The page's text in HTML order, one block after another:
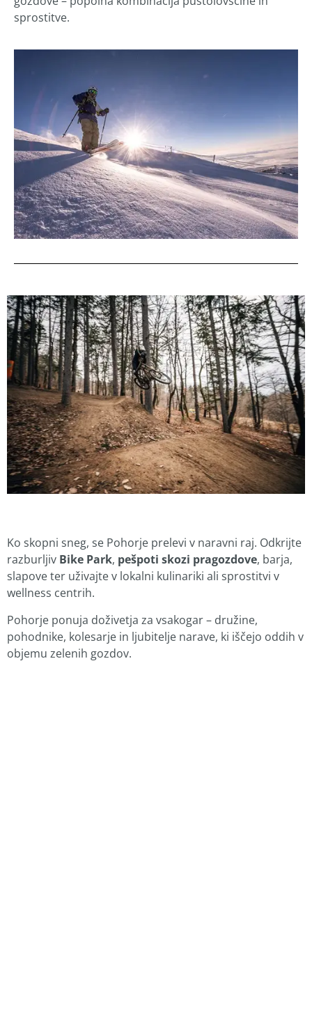
sprostitve.
Ko skopni sneg, se Pohorje prelevi v naravni raj. Odkrijte
razburljiv Bike Park, pešpoti skozi pragozdove, barja,
slapove ter uživajte v lokalni kulinariki ali sprostitvi v
wellness centrih.
Pohorje ponuja doživetja za vsakogar – družine,
pohodnike, kolesarje in ljubitelje narave, ki iščejo oddih v
objemu zelenih gozdov.